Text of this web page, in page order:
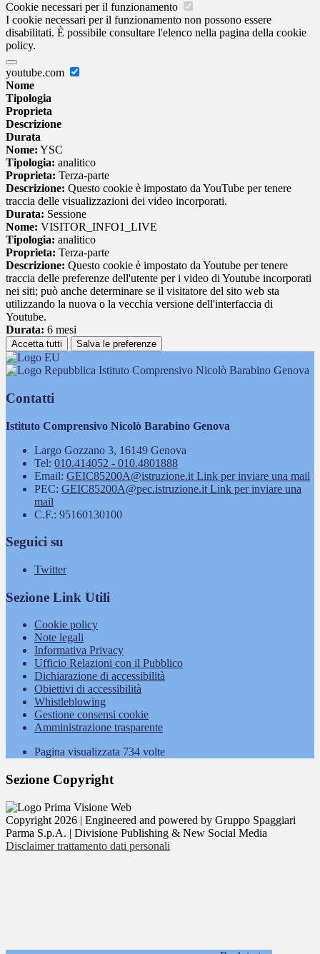
Cookie necessari per il funzionamento
I cookie necessari per il funzionamento non possono essere
disabilitati. È possibile consultare l'elenco nella pagina della cookie
policy.
youtube.com
Nome
Tipologia
Proprieta
Descrizione
Durata
Nome: YSC
Tipologia: analitico
Proprieta: Terza-parte
Descrizione: Questo cookie è impostato da YouTube per tenere
traccia delle visualizzazioni dei video incorporati.
Durata: Sessione
Nome: VISITOR_INFO1_LIVE
Tipologia: analitico
Proprieta: Terza-parte
Descrizione: Questo cookie è impostato da Youtube per tenere
traccia delle preferenze dell'utente per i video di Youtube incorporati
nei siti; può anche determinare se il visitatore del sito web sta
utilizzando la nuova o la vecchia versione dell'interfaccia di
Youtube.
Durata: 6 mesi
Accetta tutti Salva le preferenze
Istituto Comprensivo Nicolò Barabino Genova
Contatti
Istituto Comprensivo Nicolò Barabino Genova
Largo Gozzano 3, 16149 Genova
Tel: 010.414052 - 010.4801888
Email: GEIC85200A@istruzione.it Link per inviare una mail
PEC: GEIC85200A@pec.istruzione.it Link per inviare una
mail
C.F.: 95160130100
Seguici su
Twitter
Sezione Link Utili
Cookie policy
Note legali
Informativa Privacy
Ufficio Relazioni con il Pubblico
Dichiarazione di accessibilità
Obiettivi di accessibilità
Whistleblowing
Gestione consensi cookie
Amministrazione trasparente
Pagina visualizzata 734 volte
Sezione Copyright
Copyright 2026 | Engineered and powered by Gruppo Spaggiari
Parma S.p.A. | Divisione Publishing & New Social Media
Disclaimer trattamento dati personali